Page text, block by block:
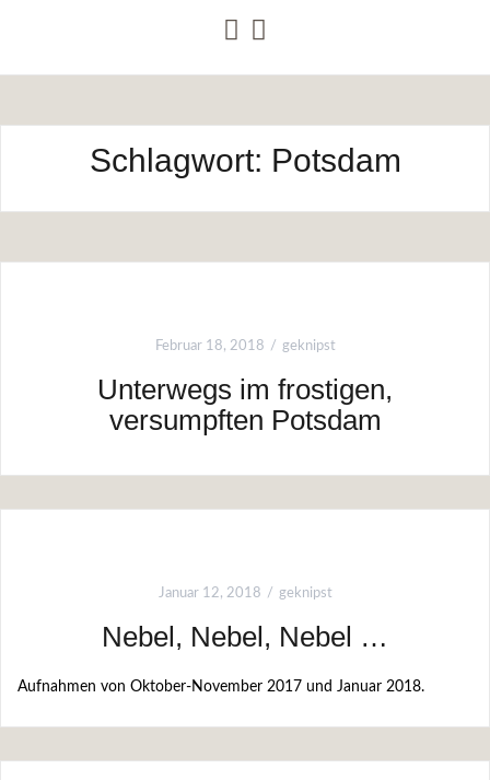
Schlagwort: Potsdam
Februar 18, 2018 geknipst
Unterwegs im frostigen,
versumpften Potsdam
Januar 12, 2018 geknipst
Nebel, Nebel, Nebel …
Aufnahmen von Oktober-November 2017 und Januar 2018.